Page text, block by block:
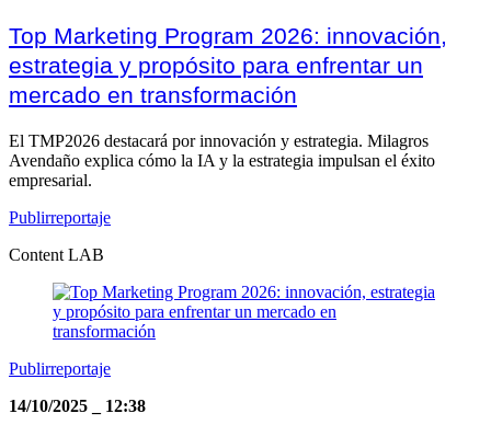
Top Marketing Program 2026: innovación,
estrategia y propósito para enfrentar un
mercado en transformación
El TMP2026 destacará por innovación y estrategia. Milagros
Avendaño explica cómo la IA y la estrategia impulsan el éxito
empresarial.
Publirreportaje
Content LAB
Publirreportaje
14/10/2025
12:38